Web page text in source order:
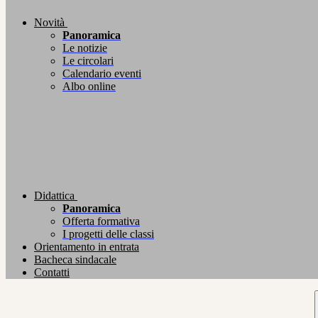
Novità
Panoramica
Le notizie
Le circolari
Calendario eventi
Albo online
Didattica
Panoramica
Offerta formativa
I progetti delle classi
Orientamento in entrata
Bacheca sindacale
Contatti